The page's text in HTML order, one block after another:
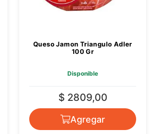
Queso Jamon Triangulo Adler
100 Gr
Disponible
$ 2809,00
Agregar